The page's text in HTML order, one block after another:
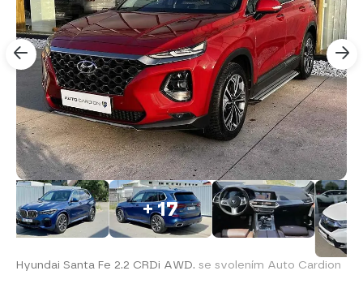
+ 17
Hyundai Santa Fe 2.2 CRDi AWD. se svolením Auto Cardion